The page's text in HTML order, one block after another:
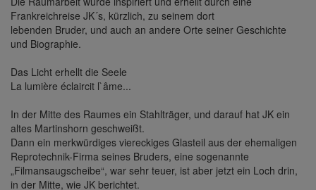
Frankreichreise JK´s, kürzlich, zu seinem dort
lebenden Bruder, und auch an andere Orte seiner Geschichte
und Biographie.
Das Licht erhellt die Seele
La lumière éclaircit l`âme...
In der Mitte des Raumes ein Stahlträger, und darauf hat JK ein
altes Martinshorn geschweißt.
Dann ein merkwürdiges viereckiges Glasteil aus der ehemaligen
Reprotechnik-Firma seines Bruders, eine sogenannte
„Filmansaugscheibe“, war sehr teuer, ist aber jetzt ein Loch drin,
in der Mitte, wie JK berichtet.